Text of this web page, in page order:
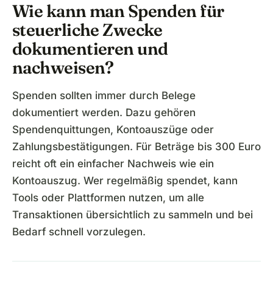
Wie kann man Spenden für
steuerliche Zwecke
dokumentieren und
nachweisen?
Spenden sollten immer durch Belege
dokumentiert werden. Dazu gehören
Spendenquittungen, Kontoauszüge oder
Zahlungsbestätigungen. Für Beträge bis 300 Euro
reicht oft ein einfacher Nachweis wie ein
Kontoauszug. Wer regelmäßig spendet, kann
Tools oder Plattformen nutzen, um alle
Transaktionen übersichtlich zu sammeln und bei
Bedarf schnell vorzulegen.